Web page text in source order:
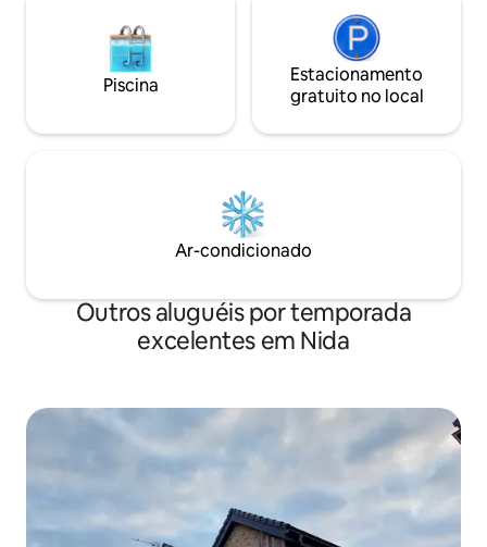
Piscina
Estacionamento
gratuito no local
Ar-condicionado
Outros aluguéis por temporada
excelentes em Nida